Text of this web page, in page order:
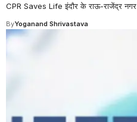
CPR Saves Life इंदौर के राऊ-राजेंद्र नगर
ByYoganand Shrivastava